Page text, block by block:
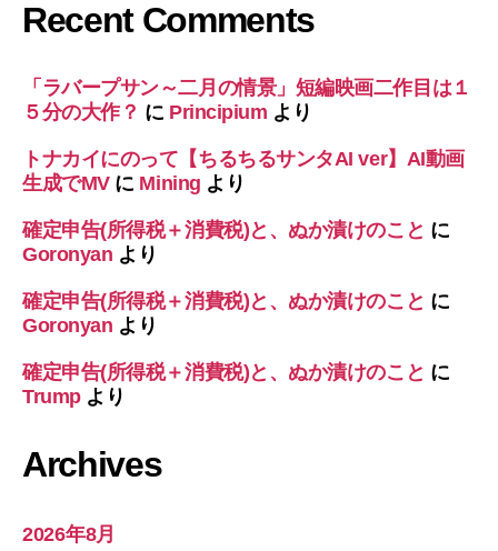
Recent Comments
「ラバープサン～二月の情景」短編映画二作目は１
５分の大作？ に Principium より
トナカイにのって【ちるちるサンタAI ver】AI動画
生成でMVに Mining より
確定申告(所得税＋消費税)と、ぬか漬けのこと に
Goronyan より
確定申告(所得税＋消費税)と、ぬか漬けのこと に
Goronyan より
確定申告(所得税＋消費税)と、ぬか漬けのこと に
Trumpより
Archives
2026年8月